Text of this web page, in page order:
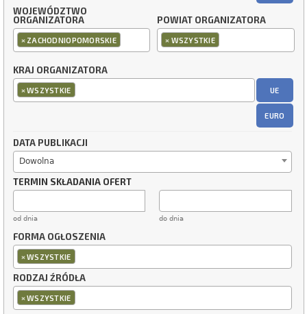
WOJEWÓDZTWO
ORGANIZATORA
× ZACHODNIOPOMORSKIE
POWIAT ORGANIZATORA
× WSZYSTKIE
KRAJ ORGANIZATORA
×WSZYSTKIE UE
EURO
DATA PUBLIKACJI
Dowolna
TERMIN SKŁADANIA OFERT
od dnia do dnia
FORMA OGŁOSZENIA
×WSZYSTKIE
RODZAJ ŹRÓDŁA
×WSZYSTKIE